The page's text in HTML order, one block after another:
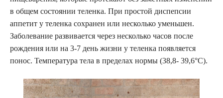
в общем состоянии теленка. При простой диспепсии
аппетит у теленка сохранен или несколько уменьшен.
Заболевание развивается через несколько часов после
рождения или на 3-7 день жизни у теленка появляется
понос. Температура тела в пределах нормы (38,8- 39,6°С).